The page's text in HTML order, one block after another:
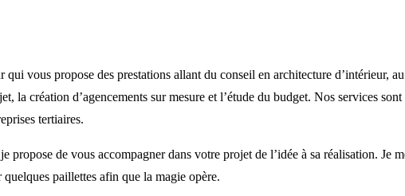
vous propose des prestations allant du conseil en architecture d’intérieur,
la création d’agencements sur mesure et l’étude du budget. Nos services
tertiaires.
propose de vous accompagner dans votre projet de l’idée à sa réalisation. Je
paillettes afin que la magie opère.